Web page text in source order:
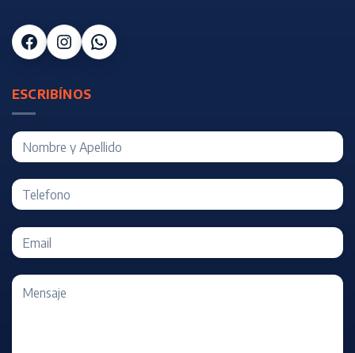
Facebook
Instagram
WhatsApp
ESCRIBÍNOS